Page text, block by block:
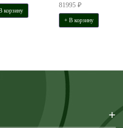
корзину
81995 ₽
+ В корзину
+